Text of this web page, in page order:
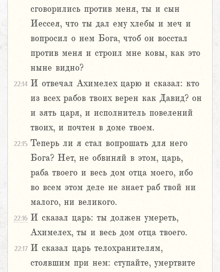
сговорились против меня, ты и сын
Иессея, что ты дал ему хлебы и меч и
вопросил о нем Бога, чтоб он восстал
против меня и строил мне ковы, как это
ныне видно?
22:14 И отвечал Ахимелех царю и сказал: кто
из всех рабов твоих верен как Давид? он
и зять царя, и исполнитель повелений
твоих, и почтен в доме твоем.
22:15 Теперь ли я стал вопрошать для него
Бога? Нет, не обвиняй в этом, царь,
раба твоего и весь дом отца моего, ибо
во всем этом деле не знает раб твой ни
малого, ни великого.
22:16 И сказал царь: ты должен умереть,
Ахимелех, ты и весь дом отца твоего.
22:17 И сказал царь телохранителям,
стоявшим при нем: ступайте, умертвите